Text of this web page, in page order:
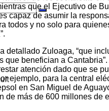
que el Ejecutivo de
capaz de asumir la
todos y no solo para
detallado Zuloaga, “que
que benefician a
atención dado que se
ejemplo, para la central
en San Miguel de
de más de 600 millones de